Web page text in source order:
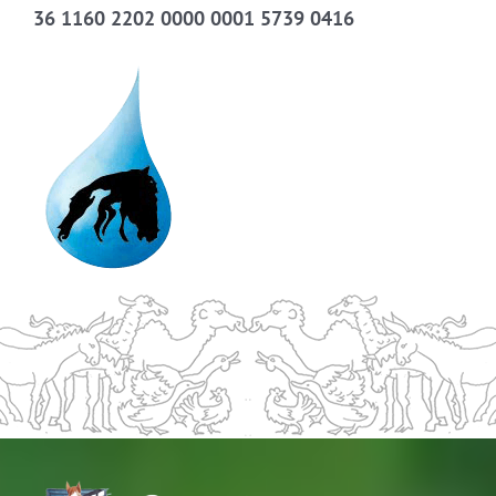
36 1160 2202 0000 0001 5739 0416